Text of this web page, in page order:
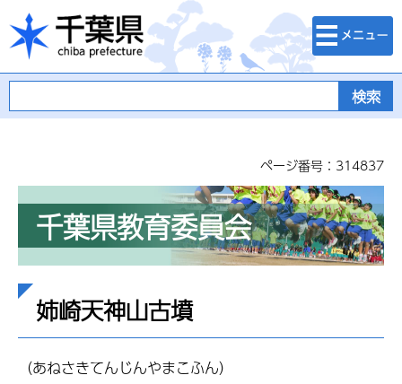
千葉県
検索・メニュ
ー
ページ番号：314837
千葉県教育委員会
姉崎天神山古墳
（あねさきてんじんやまこふん）